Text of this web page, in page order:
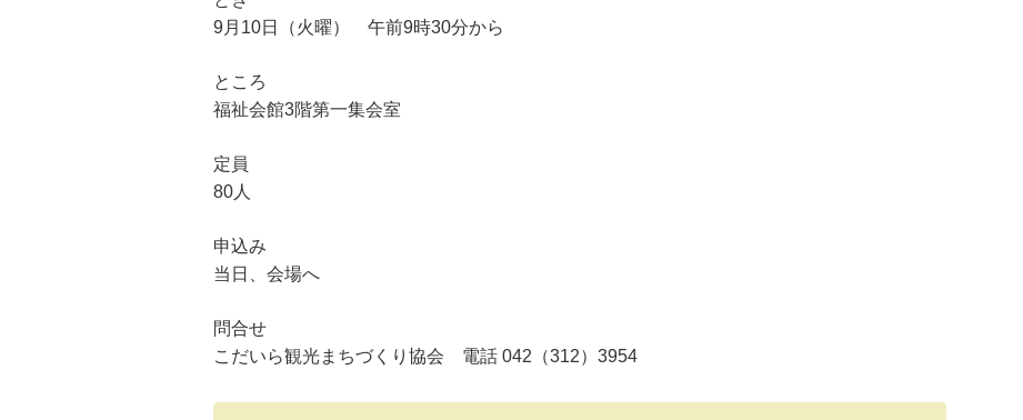
9月10日（火曜） 午前9時30分から
ところ
福祉会館3階第一集会室
定員
80人
申込み
当日、会場へ
問合せ
こだいら観光まちづくり協会 電話 042（312）3954